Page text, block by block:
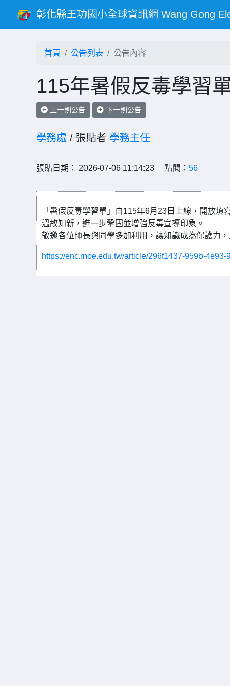
彰化縣王功國小全球資訊網 Wang Gong
首頁 公告列表 公告內容
115年暑假反毒學習
上一則公告 下一則公告
學務處 / 張貼者 學務主任
張貼日期： 2026-07-06 11:14:23 點閱： 56
「暑假反毒學習單」自115年6月23日上線，開放
溫故知新，進一步鞏固並增強反毒宣導印象。
敬邀各位師長與同學多加利用，讓知識成為保護力
https://enc.moe.edu.tw/article/296f1437-959b-